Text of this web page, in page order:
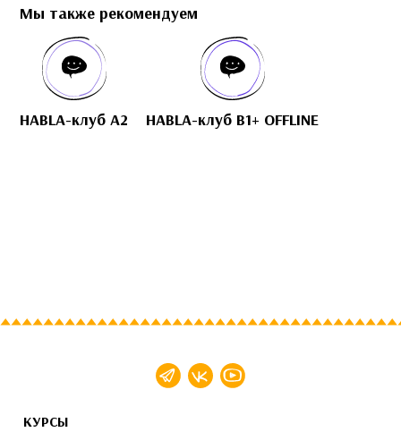
Мы также рекомендуем
HABLA-клуб A2 HABLA-клуб B1+ OFFLINE
КУРСЫ